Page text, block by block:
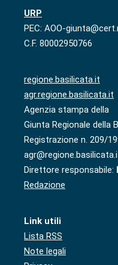
URP
PEC: AOO-
C.F. 80002950766
regione.basilicata.it
agr.regione.basilicata.it
Agenzia stampa della
Giunta Regionale della
Registrazione n. 209/
Direttore responsabile:
Redazione
Link utili
Lista RSS
Note legali